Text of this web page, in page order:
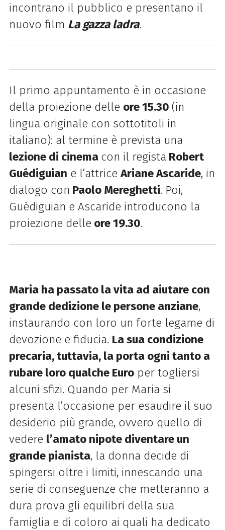
incontrano il pubblico e presentano il
nuovo film La gazza ladra.
Il primo appuntamento è in occasione
della proiezione delle ore 15.30 (in
lingua originale con sottotitoli in
italiano): al termine è prevista una
lezione di cinema con il regista Robert
Guédiguian e l’attriceAriane Ascaride, in
dialogo con Paolo Mereghetti. Poi,
Guédiguian e Ascaride introducono la
proiezione delle ore 19.30.
Maria ha passato la vita ad aiutare con
grande dedizione le persone anziane,
instaurando con loro un forte legame di
devozione e fiducia. La sua condizione
precaria, tuttavia, la porta ogni tanto a
rubare loro qualche Europer togliersi
alcuni sfizi. Quando per Maria si
presenta l’occasione per esaudire il suo
desiderio più grande, ovvero quello di
vedere l’amato nipote diventare un
grande pianista, la donna decide di
spingersi oltre i limiti, innescando una
serie di conseguenze che metteranno a
dura prova gli equilibri della sua
famiglia e di coloro ai quali ha dedicato